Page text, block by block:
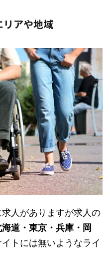
リアや地域
求人がありますが求人の
海道・東京・兵庫・岡
トには無いようなライ